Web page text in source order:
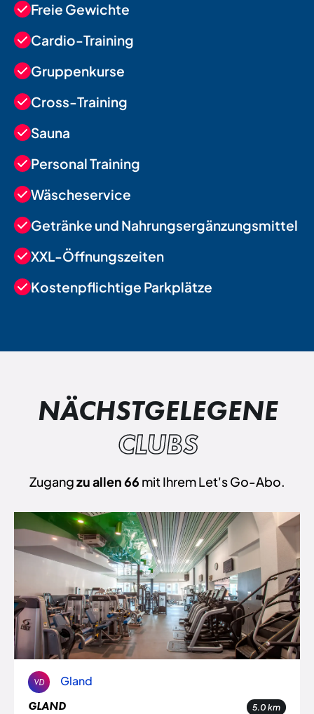
Freie Gewichte
Cardio-Training
Gruppenkurse
Cross-Training
Sauna
Personal Training
Wäscheservice
Getränke und Nahrungsergänzungsmittel
XXL-Öffnungszeiten
Kostenpflichtige Parkplätze
NÄCHSTGELEGENE
CLUBS
Zugangzu allen 66 mit Ihrem Let's Go-Abo.
VD Gland
GLAND 5.0 km